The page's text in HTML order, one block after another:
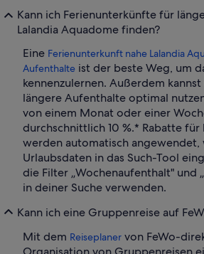
Kann ich Ferienunterkünfte für
Lalandia Aquadome finden?
Eine Ferienunterkunft nahe Lalandia
Aufenthalte ist der beste Weg, um
kennenzulernen. Außerdem
längere Aufenthalte optimal
von einem Monat oder einer
durchschnittlich 10 %.* Rabatte
werden automatisch angewendet,
Urlaubsdaten in das Such-Tool
die Filter „Wochenaufenthalt" und
in deiner Suche verwenden.
Kann ich eine Gruppenreise auf
Mit dem Reiseplaner von FeWo-